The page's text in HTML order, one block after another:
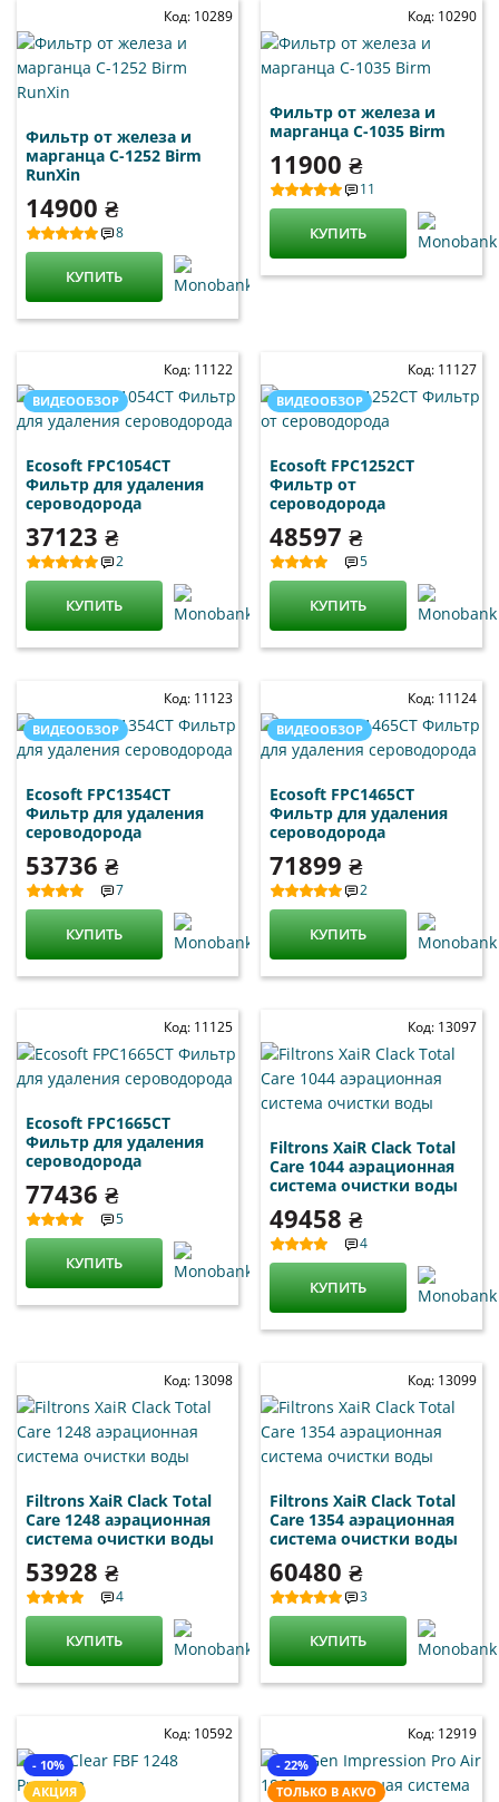
Код: 10289
Фильтр от железа и
марганца С-1252 Birm
RunXin
14900 ₴
8
КУПИТЬ
Код: 10290
Фильтр от железа и
марганца С-1035 Birm
11900 ₴
11
КУПИТЬ
Код: 11122
Ecosoft FPC1054CT
Фильтр для удаления
сероводорода
37123 ₴
2
КУПИТЬ
ВИДЕООБЗОР
Код: 11127
Ecosoft FPC1252CT
Фильтр от
сероводорода
48597 ₴
5
КУПИТЬ
ВИДЕООБЗОР
Код: 11123
Ecosoft FPC1354CT
Фильтр для удаления
сероводорода
53736 ₴
7
КУПИТЬ
ВИДЕООБЗОР
Код: 11124
Ecosoft FPC1465CT
Фильтр для удаления
сероводорода
71899 ₴
2
КУПИТЬ
ВИДЕООБЗОР
Код: 11125
Ecosoft FPC1665CT
Фильтр для удаления
сероводорода
77436 ₴
5
КУПИТЬ
Код: 13097
Filtrons XaiR Clack Total
Care 1044 аэрационная
система очистки воды
49458 ₴
4
КУПИТЬ
Код: 13098
Filtrons XaiR Clack Total
Care 1248 аэрационная
система очистки воды
53928 ₴
4
КУПИТЬ
Код: 13099
Filtrons XaiR Clack Total
Care 1354 аэрационная
система очистки воды
60480 ₴
3
КУПИТЬ
Код: 10592
- 10%
АКЦИЯ
Код: 12919
- 22%
ТОЛЬКО В AKVO